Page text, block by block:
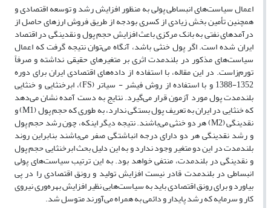
اعمال سیاست‌های انبساطی پولی به منظور افزایش رشد و توسعه اقتصادی و
همچنین تأمین بخش زیادی از کسری بودجه از طریق فروش ارزهای حاصل از
درآمدهای نفتی به بانک مرکزی باعث افزایش حجم پول و نقدینگی در اقتصاد
ایران شده است. اگر پول خنثی باشد، آنگاه می‌توان نتیجه گرفت که اعمال
سیاست‌های مذکور در بلندمدت اثری بر متغیرهای حقیقی نداشته و صرفاً
تورم‌زاست. در این مقاله، با استفاده از داده‌های اقتصادی ایران برای دوره
1352-1388 و با استفاده از روش فیشر - سیاتر (FS)، ابرخنثایی و خنثایی
بلندمدت پول مورد آزمون قرار می‌گیرد. نتایج به دست آمده نشان می‌دهد
که خنثایی در ایران به تعریف پول بستگی ندارد، به طوری که حجم پول (M1) و
نقدینگی (M2) هر دو خنثی می‌باشند. نتیجه دیگر اینکه، چون رشد حجم پول
و رشد نقدینگی هر دو دارای درجه انباشتگی صفر می‌باشند بنابراین روند
بلندمدت در این دو متغیر وجود ندارد و به این دلیل بحث ابرخنثایی حجم پول
و نقدینگی در بلندمدت، منتفی خواهد بود. به این ترتیب سیاست‌های پولی
انبساطی در بلندمدت قادر نیست افزایش تولید و رونق اقتصادی را در پی
بیاورد و برای رونق اقتصادی باید به سیاست‌هایی نظیر افزایش بهره‌وری نیروی
کار و سرمایه که رشد پایدار و دائمی به همراه می‌آورند متوسل شد.